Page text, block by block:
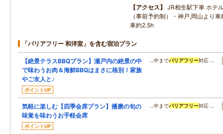
アクセス
JR相生駅下車 ホテ
（事前予約制）・神戸,岡山より
車約2.5h
「バリアフリー 和洋室」を含む宿泊プラン
【絶景テラスBBQプラン】瀬戸内の絶景の中
で味わうお肉＆海鮮BBQはまさに格別！家族
やご友人と♪
ポイントUP
…中までバリアフリー対応 …
気軽に楽しむ【四季会席プラン】播磨の旬の
味覚を味わうお手軽会席
ポイントUP
…中までバリアフリー対応 …